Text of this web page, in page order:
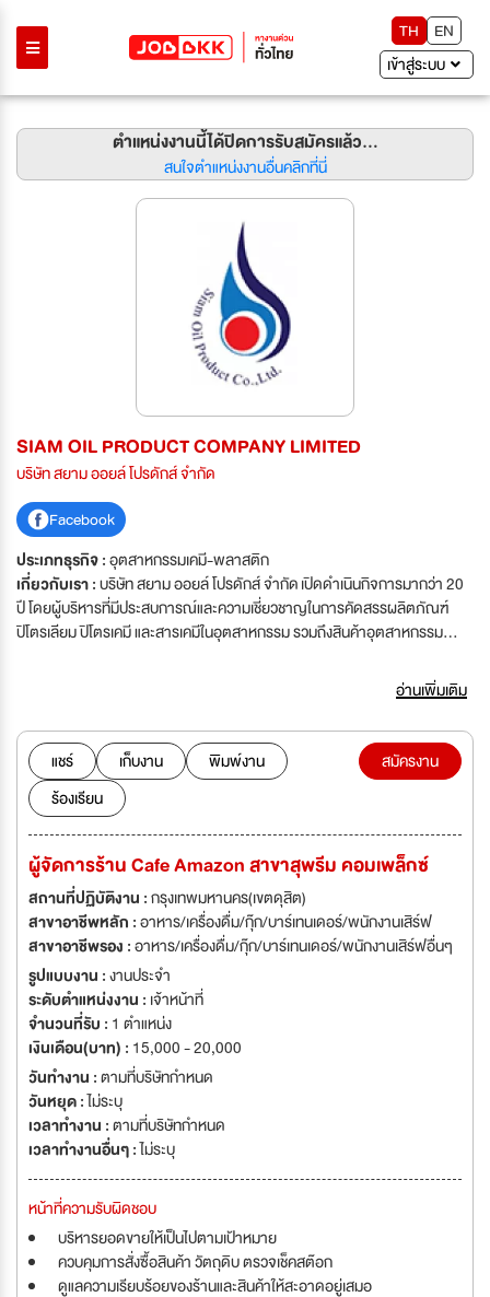
TH
EN
เข้าสู่ระบบ
ตำแหน่งงานนี้ได้ปิดการรับสมัครแล้ว...
สนใจตำแหน่งงานอื่นคลิกที่นี่
SIAM OIL PRODUCT COMPANY LIMITED
บริษัท สยาม ออยล์ โปรดักส์ จำกัด
Facebook
ประเภทธุรกิจ :อุตสาหกรรมเคมี-พลาสติก
เกี่ยวกับเรา :บริษัท สยาม ออยล์ โปรดักส์ จำกัด เปิดดำเนินกิจการมากว่า 20
ปี โดยผู้บริหารที่มีประสบการณ์และความเชี่ยวชาญในการคัดสรรผลิตภัณฑ์
ปิโตรเลียม ปิโตรเคมี และสารเคมีในอุตสาหกรรม รวมถึงสินค้าอุตสาหกรรม
เยี่ยม นอกจากนี้บริษัทฯยังมีนโยบายในการขยายธุรกิจอื่น การเพิ่มผลิตภัณฑ์ที่
หลากหลายและการยกระดับการให้บริการแก่ลูกค้าทุกกลุ่มอุตสาหกรรมด้วยทุน
จดทะเบียน 200 ล้านบาท และจำนวนพนักงานกว่า 700 คน ทำให้ลูกค้าและคู่ค้า
ของบริษัท มีความมั่นใจและไว้วางใจให้ทีมงานของสยามออยล์ส่งมอบความพึง
พอใจในสินค้าและบริการในระดับสูงสุด วิสัยทัศน์ "การเป็นองค์กรธุรกิจชั้นนำที่ผู้
มีส่วนได้ส่วนเสียให้ความไว้วางใจสูงสุดในการส่งมอบสินค้า และบริการบนพื้น
ฐานของการดำเนินงานตามมาตรฐานระดับสากล" พันธกิจ "การส่งมอบสินค้า
และบริการที่มีคุณภาพ เกินความคาดหวังของลูกค้าภายใต้หลักธรรมาภิบาล
อย่างเคร่งครัดและการยกระดับประสิทธิภาพ กระบวนการดำเนินธุรกิจด้วยแรง
อ่านเพิ่มเติม
แชร์ เก็บงาน
พิมพ์งาน
ร้องเรียน
สมัครงาน
ผู้จัดการร้าน Cafe Amazon สาขาสุพรีม คอมเพล็กซ์
สถานที่ปฏิบัติงาน :กรุงเทพมหานคร(เขตดุสิต)
สาขาอาชีพหลัก :อาหาร/เครื่องดื่ม/กุ๊ก/บาร์เทนเดอร์/พนักงานเสิร์ฟ
สาขาอาชีพรอง :อาหาร/เครื่องดื่ม/กุ๊ก/บาร์เทนเดอร์/พนักงานเสิร์ฟอื่นๆ
รูปแบบงาน :งานประจำ
ระดับตำแหน่งงาน : เจ้าหน้าที่
จำนวนที่รับ : 1 ตำแหน่ง
เงินเดือน(บาท) : 15,000 - 20,000
วันทำงาน :ตามที่บริษัทกำหนด
วันหยุด :ไม่ระบุ
เวลาทำงาน :ตามที่บริษัทกำหนด
เวลาทำงานอื่นๆ :ไม่ระบุ
หน้าที่ความรับผิดชอบ
บริหารยอดขายให้เป็นไปตามเป้าหมาย
ควบคุมการสั่งซื้อสินค้า วัตถุดิบ ตรวจเช็คสต๊อก
ดูแลความเรียบร้อยของร้านและสินค้าให้สะอาดอยู่เสมอ